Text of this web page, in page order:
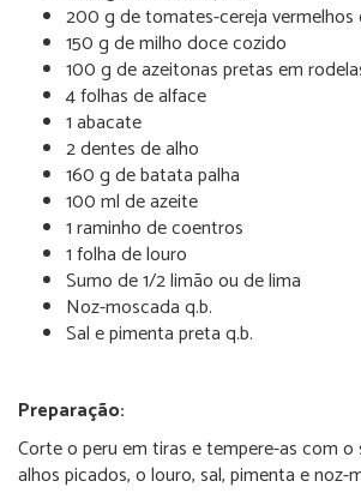
200 g de tomates-cereja vermelhos
150 g de milho doce cozido
100 g de azeitonas pretas em
4 folhas de alface
1 abacate
2 dentes de alho
160 g de batata palha
100 ml de azeite
1 raminho de coentros
1 folha de louro
Sumo de 1/2 limão ou de lima
Noz-moscada q.b.
Sal e pimenta preta q.b.
Preparação:
Corte o peru em tiras e tempere-as com o
alhos picados, o louro, sal, pimenta e noz-